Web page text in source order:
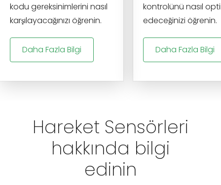
kodu gereksinimlerini nasıl
karşılayacağınızı öğrenin.
Daha Fazla Bilgi
kontrolünü nasıl
edeceğinizi öğrenin.
Daha Fazla Bilgi
Hareket Sensörleri
hakkında bilgi
edinin